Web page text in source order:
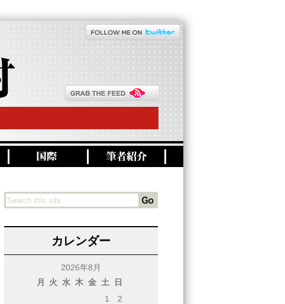
カレンダー
2026年8月
月
火 水 木 金 土
日
1
2